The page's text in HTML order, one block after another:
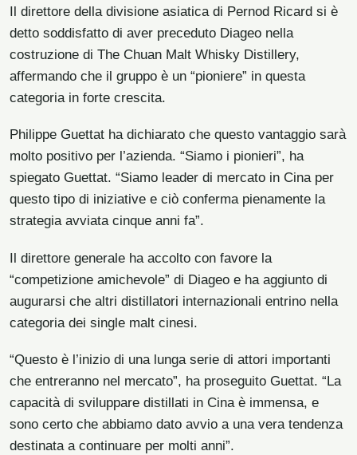
Il direttore della divisione asiatica di Pernod Ricard si è
detto soddisfatto di aver preceduto Diageo nella
costruzione di The Chuan Malt Whisky Distillery,
affermando che il gruppo è un “pioniere” in questa
categoria in forte crescita.
Philippe Guettat ha dichiarato che questo vantaggio sarà
molto positivo per l’azienda. “Siamo i pionieri”, ha
spiegato Guettat. “Siamo leader di mercato in Cina per
questo tipo di iniziative e ciò conferma pienamente la
strategia avviata cinque anni fa”.
Il direttore generale ha accolto con favore la
“competizione amichevole” di Diageo e ha aggiunto di
augurarsi che altri distillatori internazionali entrino nella
categoria dei single malt cinesi.
“Questo è l’inizio di una lunga serie di attori importanti
che entreranno nel mercato”, ha proseguito Guettat. “La
capacità di sviluppare distillati in Cina è immensa, e
sono certo che abbiamo dato avvio a una vera tendenza
destinata a continuare per molti anni”.